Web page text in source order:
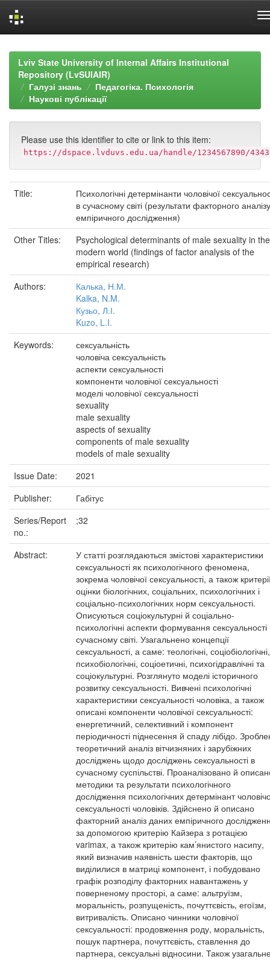
navigationLviv State University of Internal Affairs Institutional
Repository (LvSUIAIR)
Галузі знань
Педагогіка. Психологія
Наукові публікації
Please use this identifier to cite or link to this item:
https://dspace.lvduvs.edu.ua/handle/1234567890/4343
Title:
Психологічні детермінанти чоловічої
в сучасному світі (результати факторного аналізу
емпіричного дослідження)
Other Titles:
Psychological determinants of male sexuality in the
modern world (findings of factor analysis of the
empirical research)
Authors:
Калька, Н.М.
Kalka, N.M.
Кузьо, Л.І.
Kuzo, L.I.
Keywords:
сексуальність
чоловіча сексуальність
аспекти сексуальності
компоненти чоловічої сексуальності
моделі чоловічої сексуальності
sexuality
male sexuality
aspects of sexuality
components of male sexuality
models of male sexuality
Issue Date:
2021
Publisher:
Габітус
Series/Report
no.:
;32
Abstract:
У статті розглядаються змістові характеристики
сексуальності як психологічного феномена,
зокрема чоловічої сексуальності, а також
оцінки біологічних, соціальних, психологічних і
соціально-психологічних норм сексуальності.
Описуються соціокультурні й соціально-
психологічні аспекти формування сексуальності
сучасному світі. Узагальнено концепції
сексуальності, а саме: теологічні, соціобіологічні,
психобіологічні, соціоетичні, психогідравлічні та
соціокультурні. Розглянуто моделі історичного
розвитку сексуальності. Вивчені психологічні
характеристики сексуальності чоловіка, а також
описані компоненти чоловічої сексуальності:
енергетичний, селективний і компонент
періодичності піднесення й спаду лібідо.
теоретичний аналіз вітчизняних і зарубіжних
досліджень щодо досліджень сексуальності в
сучасному суспільстві. Проаналізовано й
методики та результати психологічного
дослідження психологічних детермінант
сексуальності чоловіків. Здійснено й описано
факторний аналіз даних емпіричного
за допомогою критерію Кайзера з ротацією
varimax, а також критерію кам’янистого насипу,
який визначив наявність шести факторів, що
виділилися в матриці компонент, і побудовано
графік розподілу факторних навантажень у
поверненому просторі, а саме: альтруїзм,
моральність, розпущеність, почуттєвість, егоїзм,
витривалість. Описано чинники чоловічої
сексуальності: продовження роду, моральність,
пошук партнера, почуттєвість, ставлення до
партнера, сексуальні відносини. Також